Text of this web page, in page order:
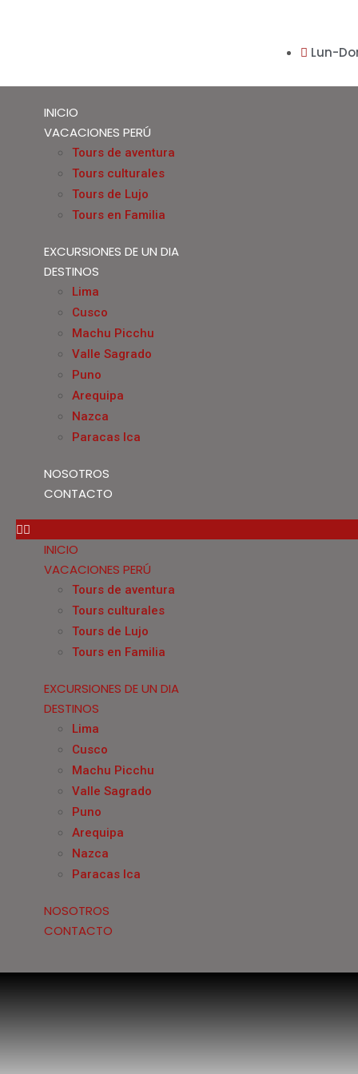
Lun-
INICIO
VACACIONES PERÚ
Tours de aventura
Tours culturales
Tours de Lujo
Tours en Familia
EXCURSIONES DE UN DIA
DESTINOS
Lima
Cusco
Machu Picchu
Valle Sagrado
Puno
Arequipa
Nazca
Paracas Ica
NOSOTROS
CONTACTO
INICIO
VACACIONES PERÚ
Tours de aventura
Tours culturales
Tours de Lujo
Tours en Familia
EXCURSIONES DE UN DIA
DESTINOS
Lima
Cusco
Machu Picchu
Valle Sagrado
Puno
Arequipa
Nazca
Paracas Ica
NOSOTROS
CONTACTO